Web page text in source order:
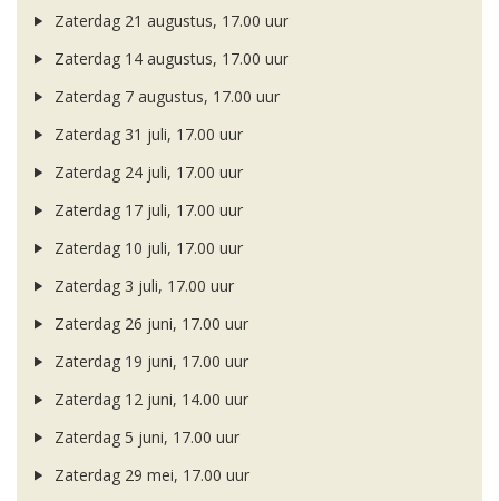
Zaterdag 21 augustus, 17.00 uur
Zaterdag 14 augustus, 17.00 uur
Zaterdag 7 augustus, 17.00 uur
Zaterdag 31 juli, 17.00 uur
Zaterdag 24 juli, 17.00 uur
Zaterdag 17 juli, 17.00 uur
Zaterdag 10 juli, 17.00 uur
Zaterdag 3 juli, 17.00 uur
Zaterdag 26 juni, 17.00 uur
Zaterdag 19 juni, 17.00 uur
Zaterdag 12 juni, 14.00 uur
Zaterdag 5 juni, 17.00 uur
Zaterdag 29 mei, 17.00 uur